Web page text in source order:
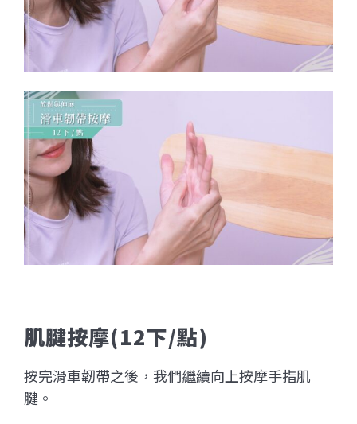
肌腱按摩(12下/點)
按完滑車韌帶之後，我們繼續向上按摩手指肌
腱。